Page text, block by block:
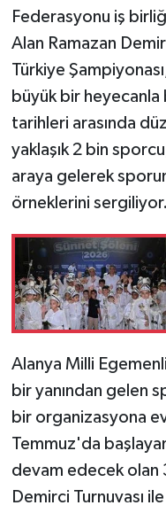
Federasyonu iş
Alan Ramazan
Türkiye
büyük bir heyecanla
tarihleri arasında
yaklaşık 2 bin
araya gelerek
örneklerini sergiliyor.
Alanya Milli
bir yanından gelen
bir organizasyona
Temmuz'da
devam edecek olan
Demirci Turnuvası